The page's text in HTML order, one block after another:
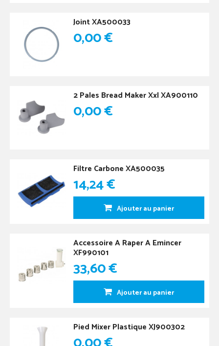
Joint XA500033
0,00 €
2 Pales Bread Maker Xxl XA900110
0,00 €
Filtre Carbone XA500035
14,24 €
Ajouter au panier
Accessoire A Raper A Emincer
XF990101
33,60 €
Ajouter au panier
Pied Mixer Plastique XJ900302